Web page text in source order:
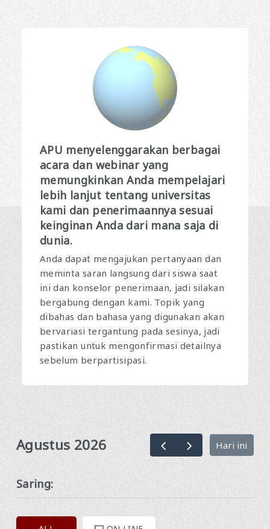
APU menyelenggarakan berbagai
acara dan webinar yang
memungkinkan Anda mempelajari
lebih lanjut tentang universitas
kami dan penerimaannya sesuai
keinginan Anda dari mana saja di
dunia.
Anda dapat mengajukan pertanyaan dan
meminta saran langsung dari siswa saat
ini dan konselor penerimaan, jadi silakan
bergabung dengan kami. Topik yang
dibahas dan bahasa yang digunakan akan
bervariasi tergantung pada sesinya, jadi
pastikan untuk mengonfirmasi detailnya
sebelum berpartisipasi.
Agustus 2026 Hari ini
Saring: